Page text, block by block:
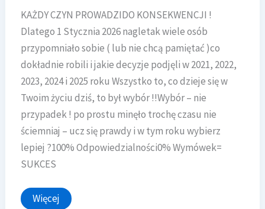
KAŻDY CZYN PROWADZIDO KONSEKWENCJI !
Dlatego 1 Stycznia 2026 nagletak wiele osób
przypomniało sobie ( lub nie chcą pamiętać )co
dokładnie robili i jakie decyzje podjęli w 2021, 2022,
2023, 2024 i 2025 roku Wszystko to, co dzieje się w
Twoim życiu dziś, to był wybór !!Wybór – nie
przypadek ! po prostu minęło trochę czasu nie
ściemniaj – ucz się prawdy i w tym roku wybierz
lepiej ?100% Odpowiedzialności0% Wymówek=
SUKCES
Każdy
Więcej